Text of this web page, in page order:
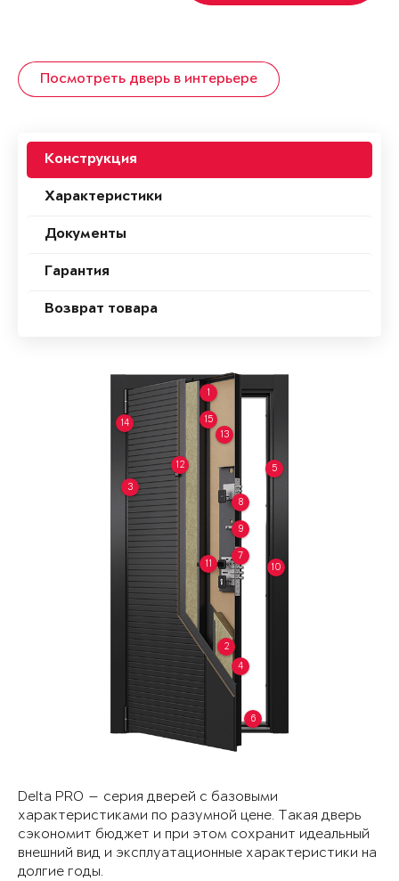
Посмотреть дверь в интерьере
Конструкция
Характеристики
Документы
Гарантия
Возврат товара
1
2
3
4
5
6
7
8
9
10
11
12
13
14 15
Delta PRO — серия дверей с базовыми
характеристиками по разумной цене. Такая дверь
сэкономит бюджет и при этом сохранит идеальный
внешний вид и эксплуатационные характеристики на
долгие годы.